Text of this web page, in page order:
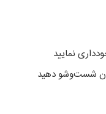
نمایید
شست‌وشو دهید